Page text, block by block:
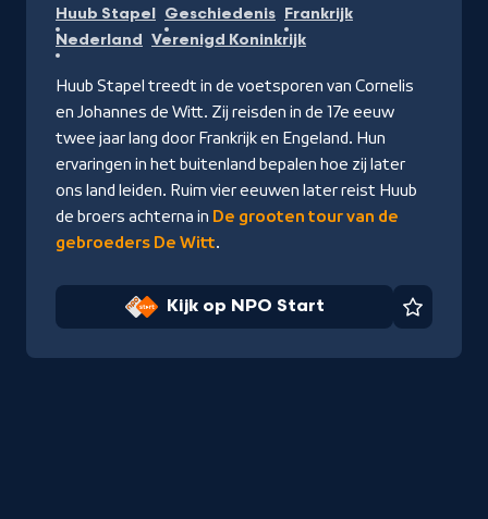
op
NPO
Huub Stapel Geschiedenis Frankrijk
Nederland Verenigd Koninkrijk
Huub Stapel treedt in de voetsporen van Cornelis
en Johannes de Witt. Zij reisden in de 17e eeuw
twee jaar lang door Frankrijk en Engeland. Hun
ervaringen in het buitenland bepalen hoe zij later
ons land leiden. Ruim vier eeuwen later reist Huub
de broers achterna in De grooten tour van de
gebroeders De Witt.
Kijk op NPO Start